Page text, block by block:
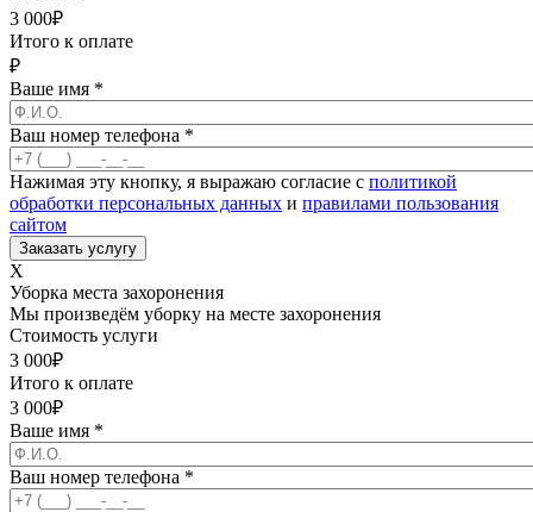
3 000₽
Итого к оплате
₽
Ваше имя *
Ваш номер телефона *
Нажимая эту кнопку, я выражаю согласие с политикой
обработки персональных данных и правилами пользования
сайтом
X
Уборка места захоронения
Мы произведём уборку на месте захоронения
Стоимость услуги
3 000₽
Итого к оплате
3 000₽
Ваше имя *
Ваш номер телефона *